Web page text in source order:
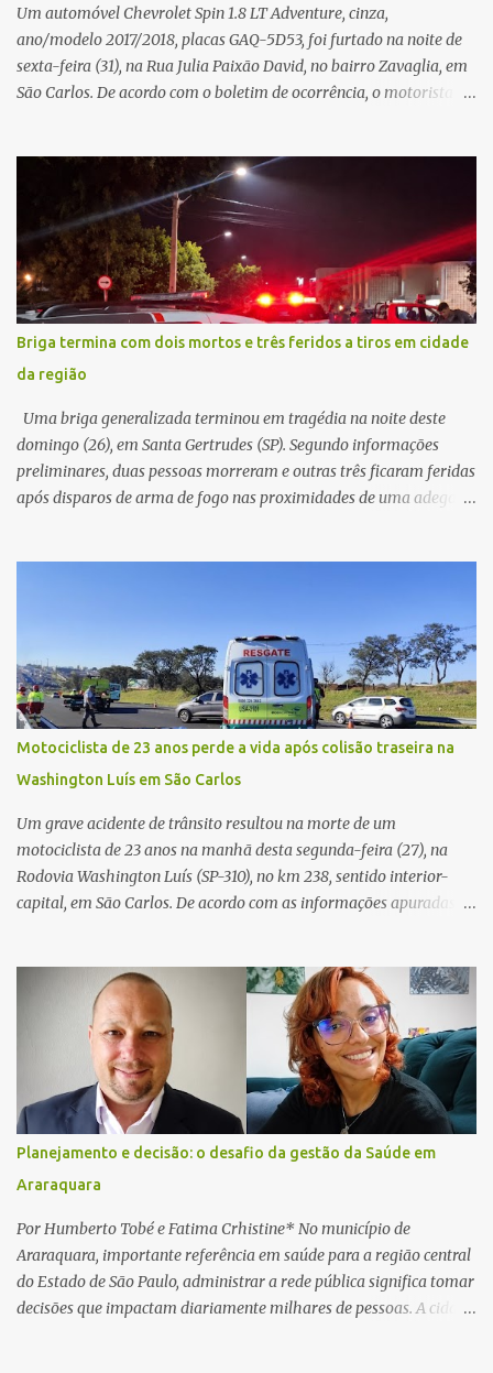
Um automóvel Chevrolet Spin 1.8 LT Adventure, cinza,
ano/modelo 2017/2018, placas GAQ-5D53, foi furtado na noite de
sexta-feira (31), na Rua Julia Paixão David, no bairro Zavaglia, em
São Carlos. De acordo com o boletim de ocorrência, o motorista
partida. Ainda segundo o registro policial, o condutor estacionou o
carro, certificou-se de que todas as portas estavam trancadas,
permaneceu com a chave de ignição e se ausentou do local por
cerca de dez minutos para buscar ajuda. Ao retornar, constatou
que o automóvel havia desaparecido. A vítima realizou buscas
pelas imediações, mas não conseguiu localizar o veículo.
Conforme o boletim, um menino de aproximadamente 10 anos
relatou ter visto a Spin passando pelo local fazendo um forte ruído,
característica compatível com o problema mecânico que o veículo
já apresentava antes do furto. O carro possui seguro e, segundo a
v...
Briga termina com dois mortos e três feridos a tiros em cidade
da região
Uma briga generalizada terminou em tragédia na noite deste
domingo (26), em Santa Gertrudes (SP). Segundo informações
preliminares, duas pessoas morreram e outras três ficaram feridas
após disparos de arma de fogo nas proximidades de uma adega. O
diversos disparos. Duas vítimas morreram ainda no local. Outras
três pessoas foram baleadas e socorridas. Até o momento, não
foram divulgadas informações oficiais sobre o estado de saúde dos
feridos. Equipes da Polícia Militar de Santa Gertrudes atenderam a
ocorrência e isolaram a área para o trabalho da perícia. Até a
última atualização, nenhum suspeito havia sido preso. A Polícia
Civil investigará a motivação da briga, a autoria dos disparos e as
circunstâncias do crime. A ocorrência segue em anda...
Motociclista de 23 anos perde a vida após colisão traseira na
Washington Luís em São Carlos
Um grave acidente de trânsito resultou na morte de um
motociclista de 23 anos na manhã desta segunda-feira (27), na
Rodovia Washington Luís (SP-310), no km 238, sentido interior-
capital, em São Carlos. De acordo com as informações apuradas no
veículo, o trânsito estava lento e congestionado devido a obras
realizadas na rodovia, momento em que ocorreu o impacto. Com
a violência da colisão, o motociclista foi arremessado ao solo.
Testemunhas relataram que o capacete teria se desprendido
durante o acidente. O jovem sofreu ferimentos gravíssimos e
morreu ainda no local. Equipes de resgate e de atendimento da
concessionária responsável pela rodovia foram acionadas e
realizaram a sinalização da via, além de prestarem socorro à
vítima. No entanto, o óbito foi constatado ainda no local do
acidente. A Polícia Militar Rodoviária compareceu para o registro
da ocorrência...
Planejamento e decisão: o desafio da gestão da Saúde em
Araraquara
Por Humberto Tobé e Fatima Crhistine* No município de
Araraquara, importante referência em saúde para a região central
do Estado de São Paulo, administrar a rede pública significa tomar
decisões que impactam diariamente milhares de pessoas. A cidade